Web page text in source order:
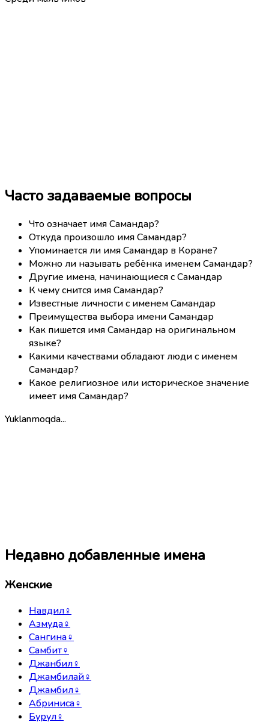
Часто задаваемые вопросы
Что означает имя Самандар?
Откуда произошло имя Самандар?
Упоминается ли имя Самандар в Коране?
Можно ли называть ребёнка именем Самандар?
Другие имена, начинающиеся с Самандар
К чему снится имя Самандар?
Известные личности с именем Самандар
Преимущества выбора имени Самандар
Как пишется имя Самандар на оригинальном
языке?
Какими качествами обладают люди с именем
Самандар?
Какое религиозное или историческое значение
имеет имя Самандар?
Yuklanmoqda...
Недавно добавленные имена
Женские
Навдил♀
Азмуда♀
Сангина♀
Самбит♀
Джанбил♀
Джамбилай♀
Джамбил♀
Абриниса♀
Бурул♀